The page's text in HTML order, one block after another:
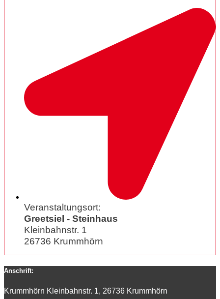
Veranstaltungsort:
Greetsiel - Steinhaus
Kleinbahnstr. 1
26736 Krummhörn
Anschrift:
Krummhörn Kleinbahnstr. 1, 26736 Krummhörn